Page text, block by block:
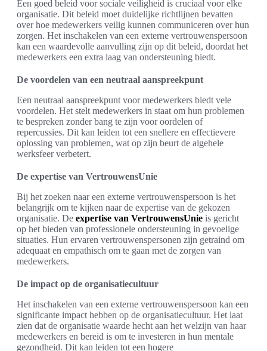
Een goed beleid voor sociale veiligheid is cruciaal voor elke
organisatie. Dit beleid moet duidelijke richtlijnen bevatten
over hoe medewerkers veilig kunnen communiceren over hun
zorgen. Het inschakelen van een externe vertrouwenspersoon
kan een waardevolle aanvulling zijn op dit beleid, doordat het
medewerkers een extra laag van ondersteuning biedt.
De voordelen van een neutraal aanspreekpunt
Een neutraal aanspreekpunt voor medewerkers biedt vele
voordelen. Het stelt medewerkers in staat om hun problemen
te bespreken zonder bang te zijn voor oordelen of
repercussies. Dit kan leiden tot een snellere en effectievere
oplossing van problemen, wat op zijn beurt de algehele
werksfeer verbetert.
De expertise van VertrouwensUnie
Bij het zoeken naar een externe vertrouwenspersoon is het
belangrijk om te kijken naar de expertise van de gekozen
organisatie. De expertise van VertrouwensUnie is gericht
op het bieden van professionele ondersteuning in gevoelige
situaties. Hun ervaren vertrouwenspersonen zijn getraind om
adequaat en empathisch om te gaan met de zorgen van
medewerkers.
De impact op de organisatiecultuur
Het inschakelen van een externe vertrouwenspersoon kan een
significante impact hebben op de organisatiecultuur. Het laat
zien dat de organisatie waarde hecht aan het welzijn van haar
medewerkers en bereid is om te investeren in hun mentale
gezondheid. Dit kan leiden tot een hogere